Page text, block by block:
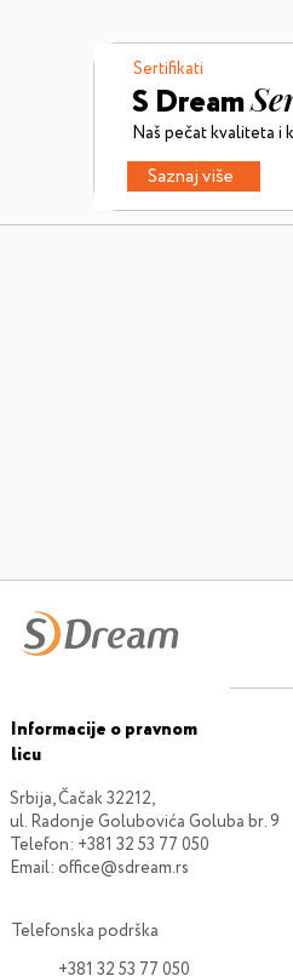
S Dream
Sertifikati
Naš pečat kvaliteta i
Saznaj više
Informacije o pravnom
licu
Srbija, Čačak 32212,
ul. Radonje Golubovića Goluba br. 9
Telefon: +381 32 53 77 050
Email: office@sdream.rs
Telefonska podrška
+381 32 53 77 050